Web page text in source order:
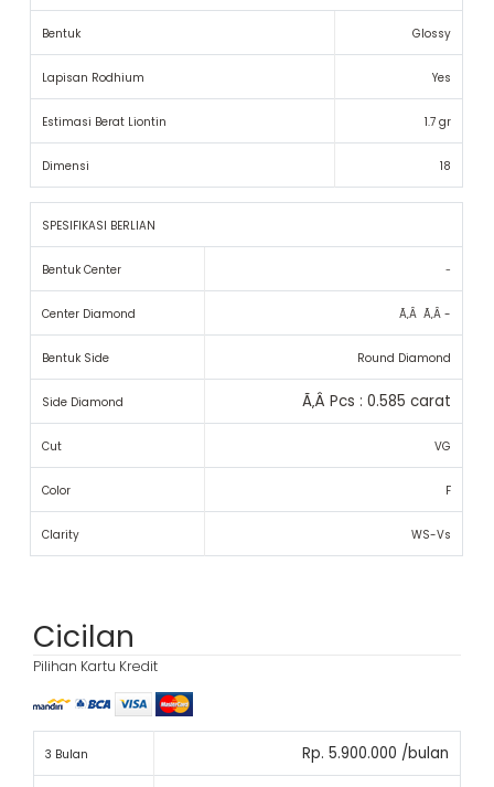
Bentuk Glossy
Lapisan Rodhium Yes
Estimasi Berat Liontin 1.7 gr
Dimensi 18
SPESIFIKASI BERLIAN
Bentuk Center -
Center Diamond Ã‚Â Ã‚Â -
Bentuk Side Round Diamond
Side Diamond Ã‚Â Pcs : 0.585 carat
Cut VG
Color F
Clarity WS-Vs
Cicilan
Pilihan Kartu Kredit
3 Bulan Rp. 5.900.000 /bulan